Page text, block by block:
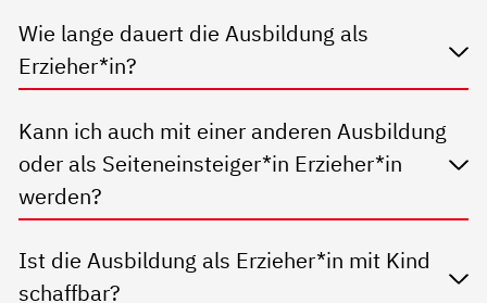
Wie lange dauert die Ausbildung als
Erzieher*in?
Kann ich auch mit einer anderen Ausbildung
oder als Seiteneinsteiger*in Erzieher*in
werden?
Ist die Ausbildung als Erzieher*in mit Kind
schaffbar?